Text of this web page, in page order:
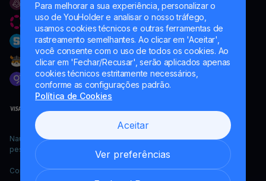
Para melhorar a sua experiência, personalizar o
uso de YouHolder e analisar o nosso tráfego,
usamos cookies técnicos e outras ferramentas de
rastreamento semelhantes. Ao clicar em 'Aceitar',
você consente com o uso de todos os cookies. Ao
clicar em 'Fechar/Recusar', serão aplicados apenas
cookies técnicos estritamente necessários,
conforme as configurações padrão.
Política de Cookies
Aceitar
Ver preferências
Naumard LTD. – apenas para fins de desenvolvimento de TI,
pesquisa e marketing
Copyright YouHodler, 2026.